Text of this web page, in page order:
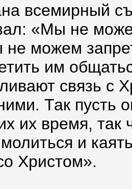
всемирный
«Мы не
не можем
им
связь с
Так пусть
их время,
и
Христом».